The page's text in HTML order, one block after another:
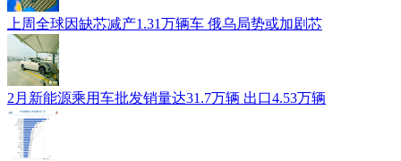
上周全球因缺芯减产1.31万辆车 俄乌局势或加剧芯
2月新能源乘用车批发销量达31.7万辆 出口4.53万辆